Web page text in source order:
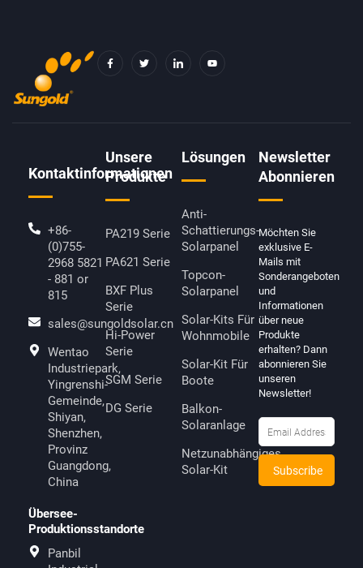
A
W
C
O
Kontaktinformationen
+86-
(0)755-
2968 5821
- 881 or
815
sales@sungoldsolar.cn
Wentao
Industriepark,
Yingrenshi-
Gemeinde,
Shiyan,
Shenzhen,
Provinz
Guangdong,
China
Übersee-
Produktionsstandorte
Panbil
Unsere
Produkte
PA219 Serie
PA621 Serie
BXF Plus
Serie
Hi-Power
Serie
SGM Serie
DG Serie
Lösungen
Anti-
Schattierungs-
Solarpanel
Topcon-
Solarpanel
Solar-Kits Für
Wohnmobile
Solar-Kit Für
Boote
Balkon-
Solaranlage
Netzunabhängiges
Solar-Kit
Newsletter
Abonnieren
Möchten Sie
exklusive E-
Mails mit
Sonderangeboten
und
Informationen
über neue
Produkte
erhalten? Dann
abonnieren Sie
unseren
Newsletter!